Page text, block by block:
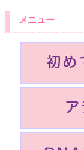
メニュー